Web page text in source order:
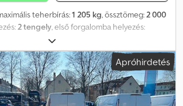
teherbírás:1 205 kg, össztömeg: 2 000
2 tengely , első forgalomba helyezés:
2 940 mm, rakodótér szélesség:
840 mm, teljes szélesség:2 050 mm, teljes
, A43 GW26PGA00760, STEMA gyártmányú
STPK .2.P18.2, P-Box, WSETK0P04
alacsony padlós, 2 szárnyas ajtó, belméret:
m stb. Doboz: szellőzőnyílások az optimális
Apróhirdetés